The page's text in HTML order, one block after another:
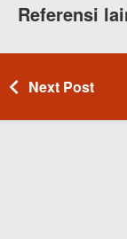
Referensi
Next Post